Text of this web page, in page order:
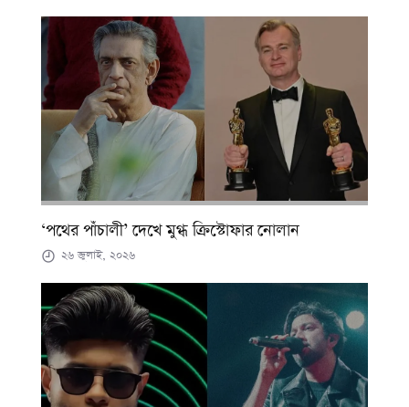
‘পথের পাঁচালী’ দেখে মুগ্ধ ক্রিস্টোফার নোলান
২৬ জুলাই, ২০২৬